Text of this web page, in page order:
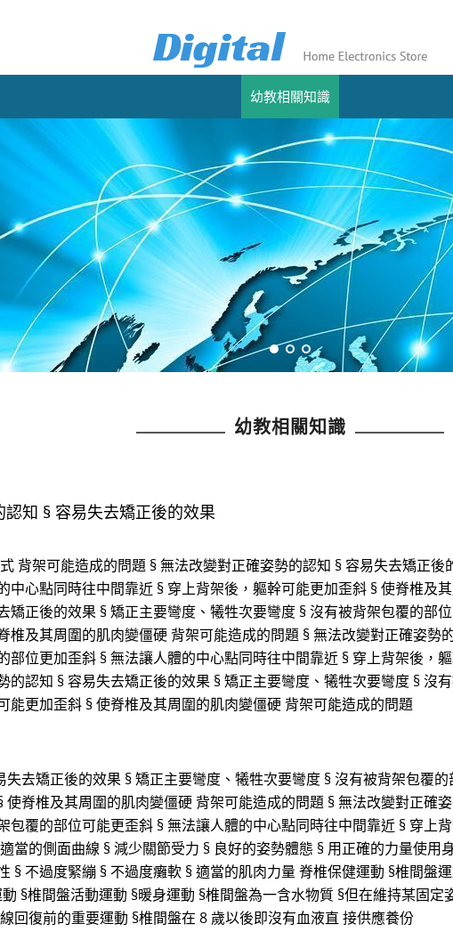
幼教相關知識
幼教相關知識
知 § 容易失去矯正後的效果
背架可能造成的問題 § 無法改變對正確姿勢的認知 § 容易失去矯正
中心點同時往中間靠近 § 穿上背架後，軀幹可能更加歪斜 § 使脊椎及
矯正後的效果 § 矯正主要彎度、犧牲次要彎度 § 沒有被背架包覆的部
椎及其周圍的肌肉變僵硬 背架可能造成的問題 § 無法改變對正確姿勢
部位更加歪斜 § 無法讓人體的中心點同時往中間靠近 § 穿上背架後，
的認知 § 容易失去矯正後的效果 § 矯正主要彎度、犧牲次要彎度 § 沒
能更加歪斜 § 使脊椎及其周圍的肌肉變僵硬 背架可能造成的問題
失去矯正後的效果 § 矯正主要彎度、犧牲次要彎度 § 沒有被背架包覆
使脊椎及其周圍的肌肉變僵硬 背架可能造成的問題 § 無法改變對正確
包覆的部位可能更歪斜 § 無法讓人體的中心點同時往中間靠近 § 穿上
當的側面曲線 § 減少關節受力 § 良好的姿勢體態 § 用正確的力量使
§ 不過度緊繃 § 不過度癱軟 § 適當的肌肉力量 脊椎保健運動 §椎間盤
§椎間盤活動運動 §暖身運動 §椎間盤為一含水物質 §但在維持某固
回復前的重要運動 §椎間盤在 8 歲以後即沒有血液直 接供應養份